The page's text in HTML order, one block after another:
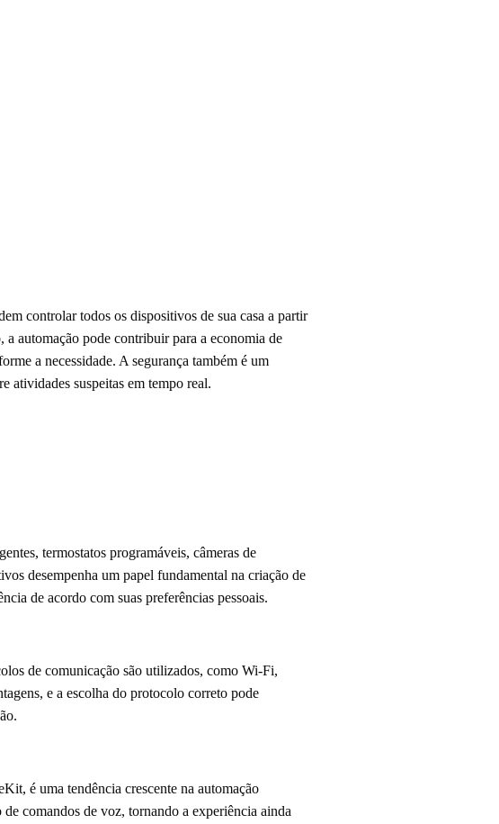
controlar todos os dispositivos de sua casa a partir
automação pode contribuir para a economia de
a necessidade. A segurança também é um
atividades suspeitas em tempo real.
termostatos programáveis, câmeras de
desempenha um papel fundamental na criação de
de acordo com suas preferências pessoais.
de comunicação são utilizados, como Wi-Fi,
e a escolha do protocolo correto pode
é uma tendência crescente na automação
comandos de voz, tornando a experiência ainda